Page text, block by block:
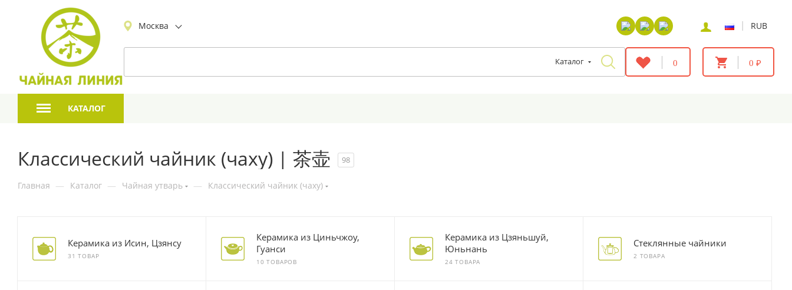
Москва | RUB
Каталог 0 0 ₽
КАТАЛОГ
Классический чайник (чаху) | 茶壶 98
Главная — Каталог — Чайная утварь — Классический чайник (чаху)
Керамика из Исин, Цзянсу
31 ТОВАР
Керамика из Циньчжоу,
Гуанси
10 ТОВАРОВ
Керамика из Цзяньшуй,
Юньнань
24 ТОВАРА
Стеклянные чайники
2 ТОВАРА